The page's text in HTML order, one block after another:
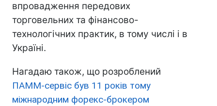
впровадження передових
торговельних та фінансово-
технологічних практик, в тому числі і в
Україні.
Нагадаю також, що розроблений
ПАММ-сервіс був 11 років тому
міжнародним форекс-брокером